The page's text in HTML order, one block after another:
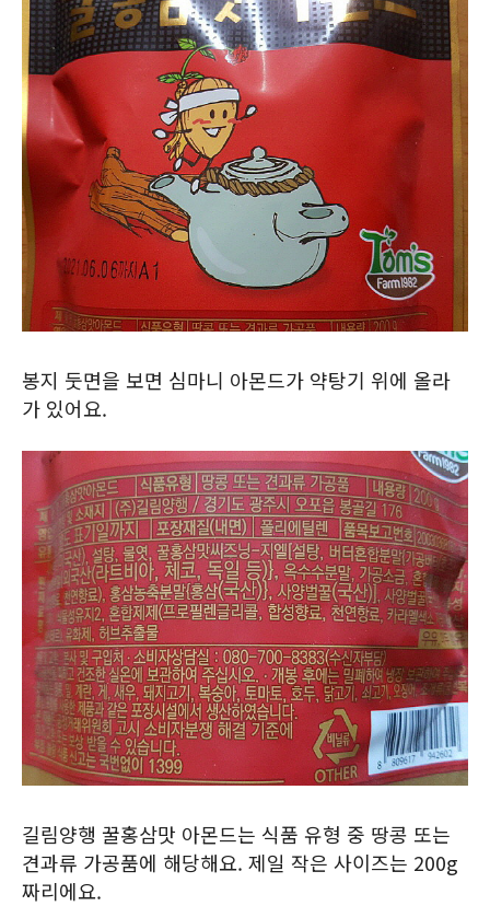
봉지 둣면을 보면 심마니 아몬드가 약탕기 위에 올라
가 있어요.
길림양행 꿀홍삼맛 아몬드는 식품 유형 중 땅콩 또는
견과류 가공품에 해당해요. 제일 작은 사이즈는 200g
짜리에요.